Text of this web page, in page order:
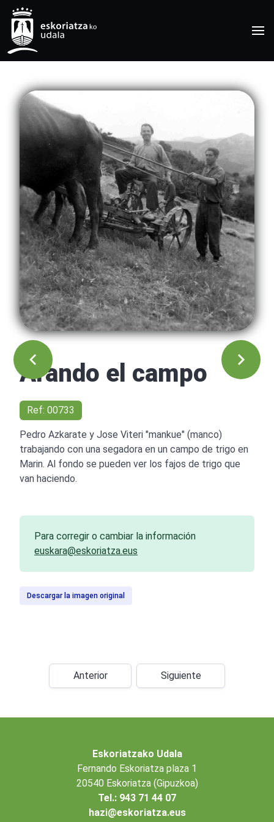
Arando el campo
Ref: 00733
Pedro Azkarate y Jose Viteri "mankue" (manco)
trabajando con una segadora en un campo de trigo en
Marin. Al fondo se pueden ver los fajos de trigo que
van haciendo.
Para corregir o cambiar la información
euskara@eskoriatza.eus
Descargar la imagen original
Anterior Siguiente
Eskoriatzako Udala
Fernando Eskoriatza plaza 1
20540 Eskoriatza (Gipuzkoa)
Tel.: 943 71 44 07
hazi@eskoriatza.eus